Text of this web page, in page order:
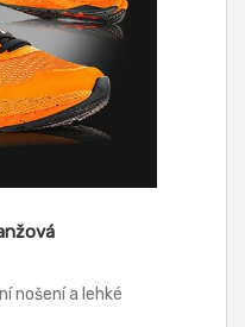
nošení a lehké